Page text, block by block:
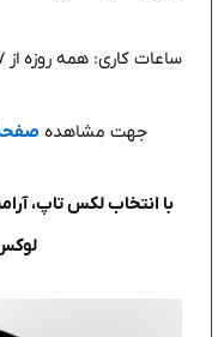
ساعات کاری: همه روزه از ۷ صبح تا ۹ شب
جهت مشاهده
با انتخاب لکس تاپ،